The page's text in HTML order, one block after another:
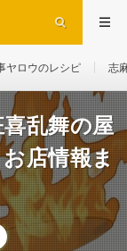
ヤロウのレシピ 志
喜乱舞の屋
店情報ま